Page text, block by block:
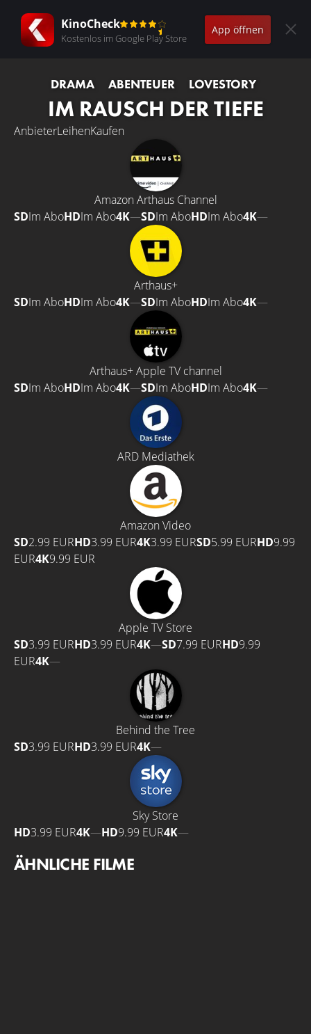
KinoCheck
Kostenlos im Google Play Store
App öffnen
DRAMA ABENTEUER LOVESTORY
IM RAUSCH DER TIEFE
AnbieterLeihenKaufen
Amazon Arthaus Channel
SDIm AboHDIm Abo4K—SDIm AboHDIm Abo4K—
Arthaus+
SDIm AboHDIm Abo4K—SDIm AboHDIm Abo4K—
Arthaus+ Apple TV channel
SDIm AboHDIm Abo4K—SDIm AboHDIm Abo4K—
ARD Mediathek
Amazon Video
SD2.99 EURHD3.99 EUR4K3.99 EURSD5.99 EURHD9.99
EUR4K9.99 EUR
Apple TV Store
SD3.99 EURHD3.99 EUR4K—SD7.99 EURHD9.99
EUR4K—
Behind the Tree
SD3.99 EURHD3.99 EUR4K—
Sky Store
HD3.99 EUR4K—HD9.99 EUR4K—
ÄHNLICHE FILME